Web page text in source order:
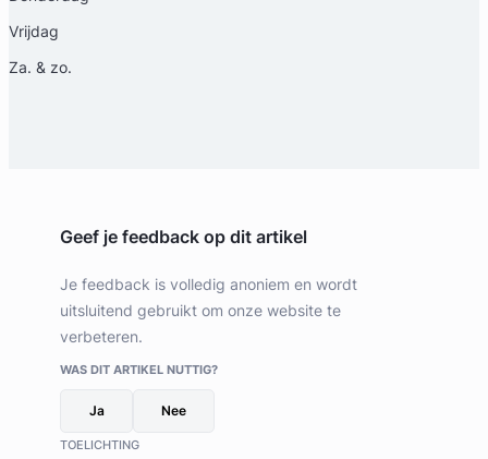
Vrijdag
Za. & zo.
Geef je feedback op dit artikel
Je feedback is volledig anoniem en wordt
uitsluitend gebruikt om onze website te
verbeteren.
WAS DIT ARTIKEL NUTTIG?
Ja Nee
TOELICHTING